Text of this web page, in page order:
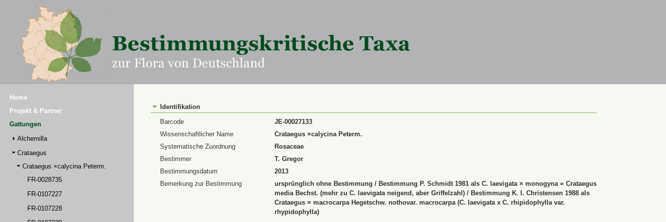
Home
Projekt & Partner
Gattungen
Alchemilla
Crataegus
Crataegus ×calycina Peterm.
FR-0028735
FR-0107227
FR-0107228
Identifikation
Barcode
JE-00027133
Wissenschaftlicher Name
Crataegus ×calycina Peterm.
Systematische Zuordnung
Rosaceae
Bestimmer
T. Gregor
Bestimmungsdatum
2013
Bemerkung zur Bestimmung
ursprünglich ohne Bestimmung / Bestimmung P. Schmidt 1981 als C. laevigata × monogyna = Crataegus
media Bechst. (mehr zu C. laevigata neigend, aber Griffelzahl) / Bestimmung K. I. Christensen 1988 als
Crataegus × macrocarpa Hegetschw. nothovar. macrocarpa (C. laevigata x C. rhipidophylla var.
rhypidophylla)